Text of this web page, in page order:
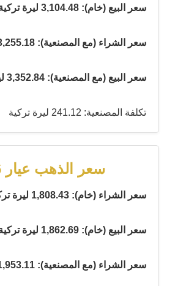
سعر البيع (خام): 3,104.48 ليرة تركية
سعر الشراء (مع المصنعية): 3,255.18 ليرة تركية
سعر البيع (مع المصنعية): 3,352.84 ليرة تركية
تكلفة المصنعية: 241.12 ليرة تركية
سعر الذهب عيار 6
سعر الشراء (خام): 1,808.43 ليرة تركية
سعر البيع (خام): 1,862.69 ليرة تركية
سعر الشراء (مع المصنعية): 1,953.11 ليرة تركية